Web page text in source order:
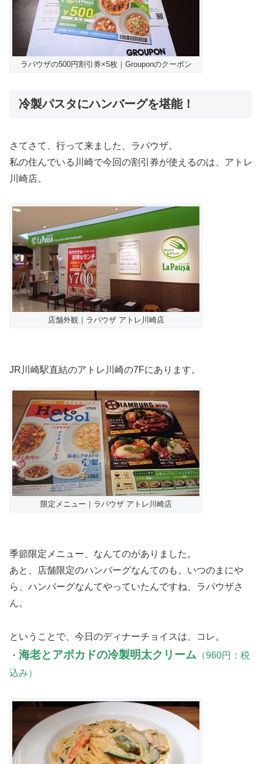
ラパウザの500円割引券×5枚｜Grouponのクーポン
冷製パスタにハンバーグを堪能！
さてさて、行って来ました、ラパウザ。
私の住んでいる川崎で今回の割引券が使えるのは、アトレ
川崎店。
店舗外観｜ラパウザ アトレ川崎店
JR川崎駅直結のアトレ川崎の7Fにあります。
限定メニュー｜ラパウザ アトレ川崎店
季節限定メニュー、なんてのがありました。
あと、店舗限定のハンバーグなんてのも。いつのまにや
ら、ハンバーグなんてやっていたんですね、ラパウザさ
ん。
ということで、今日のディナーチョイスは、コレ。
・ 海老とアボカドの冷製明太クリーム （960円：税
込み）